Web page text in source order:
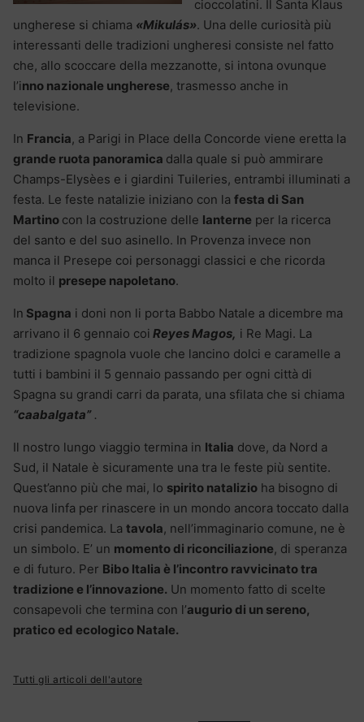
cioccolatini. Il Santa Klaus
ungherese si chiama «Mikulás». Una delle curiosità più
interessanti delle tradizioni ungheresi consiste nel fatto
che, allo scoccare della mezzanotte, si intona ovunque
l’inno nazionale ungherese, trasmesso anche in
televisione.
In Francia, a Parigi in Place della Concorde viene eretta la
grande ruota panoramica dalla quale si può ammirare
Champs-Elysèes e i giardini Tuileries, entrambi illuminati a
festa. Le feste natalizie iniziano con la festa di San
Martino con la costruzione delle lanterne per la ricerca
del santo e del suo asinello. In Provenza invece non
manca il Presepe coi personaggi classici e che ricorda
molto il presepe napoletano.
In Spagna i doni non li porta Babbo Natale a dicembre ma
arrivano il 6 gennaio coi Reyes Magos, i Re Magi. La
tradizione spagnola vuole che lancino dolci e caramelle a
tutti i bambini il 5 gennaio passando per ogni città di
Spagna su grandi carri da parata, una sfilata che si chiama
“caabalgata”.
Il nostro lungo viaggio termina in Italia dove, da Nord a
Sud, il Natale è sicuramente una tra le feste più sentite.
Quest’anno più che mai, lo spirito natalizio ha bisogno di
nuova linfa per rinascere in un mondo ancora toccato dalla
crisi pandemica. La tavola, nell’immaginario comune, ne è
un simbolo. E’ un momento di riconciliazione, di speranza
e di futuro. Per Bibo Italia è l’incontro ravvicinato tra
tradizione e l’innovazione. Un momento fatto di scelte
consapevoli che termina con l’augurio di un sereno,
pratico ed ecologico Natale.
Tutti gli articoli dell'autore